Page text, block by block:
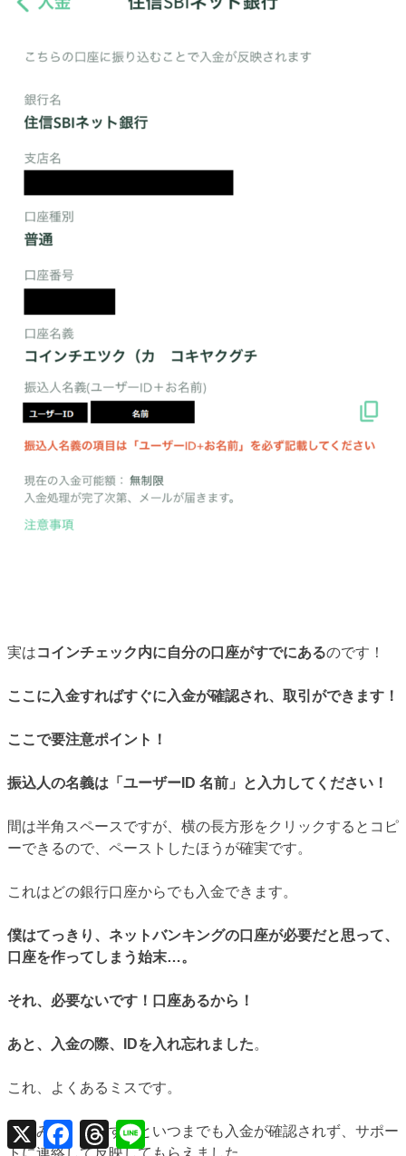
実はコインチェック内に自分の口座がすでにあるのです！
ここに入金すればすぐに入金が確認され、取引ができます！
ここで要注意ポイント！
振込人の名義は「ユーザーID 名前」と入力してください！
間は半角スペースですが、横の長方形をクリックするとコピ
ーできるので、ペーストしたほうが確実です。
これはどの銀行口座からでも入金できます。
僕はてっきり、ネットバンキングの口座が必要だと思って、
口座を作ってしまう始末…。
それ、必要ないです！口座あるから！
あと、入金の際、IDを入れ忘れました。
これ、よくあるミスです。
ちなみに、そうするといつまでも入金が確認されず、サポー
トに連絡して反映してもらえました。
X Facebook
ThreadsLine